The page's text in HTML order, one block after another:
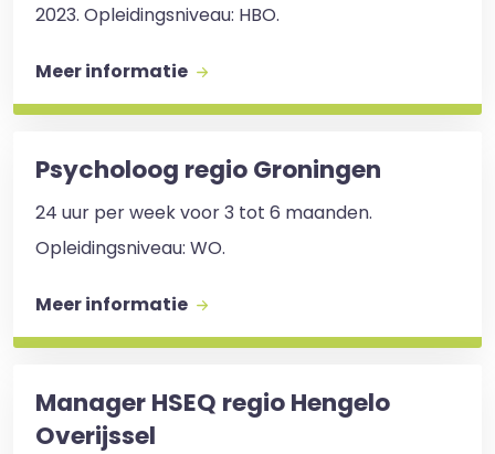
2023. Opleidingsniveau: HBO.
Meer informatie
Psycholoog regio Groningen
24 uur per week voor 3 tot 6 maanden.
Opleidingsniveau: WO.
Meer informatie
Manager HSEQ regio Hengelo
Overijssel